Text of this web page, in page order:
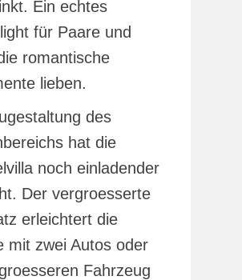
Ein echtes
für Paare und
romantische
lieben.
des
hat die
noch einladender
Der vergroesserte
erleichtert die
mit zwei Autos oder
Fahrzeug